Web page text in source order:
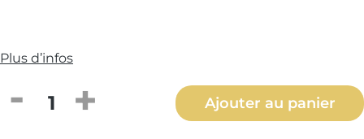
Plus d’infos
Quantité de produit : Entrez la
Ajouter au panier